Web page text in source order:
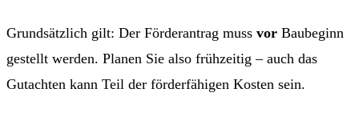
Grundsätzlich gilt: Der Förderantrag muss vor Baubeginn
gestellt werden. Planen Sie also frühzeitig – auch das
Gutachten kann Teil der förderfähigen Kosten sein.